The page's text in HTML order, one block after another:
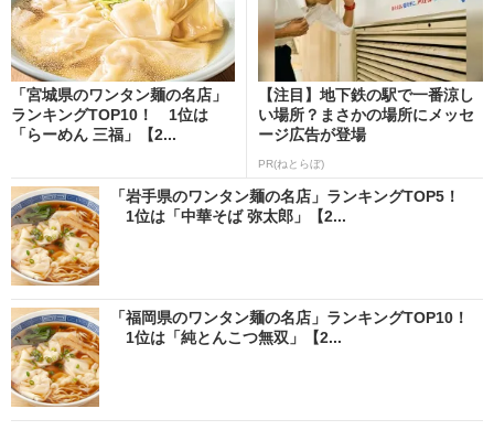
「宮城県のワンタン麺の名店」
ランキングTOP10！ 1位は
「らーめん 三福」【2...
【注目】地下鉄の駅で一番涼し
い場所？まさかの場所にメッセ
ージ広告が登場
PR(ねとらぼ)
「岩手県のワンタン麺の名店」ランキングTOP5！
1位は「中華そば 弥太郎」【2...
「福岡県のワンタン麺の名店」ランキングTOP10！
1位は「純とんこつ無双」【2...